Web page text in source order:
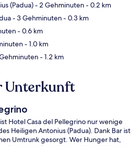
(Padua)- 2 Gehminuten- 0.2 km
- 3 Gehminuten- 0.3 km
- 0.6 km
- 1.0 km
- 1.2 km
Unterkunft
Hotel Casa del Pellegrino nur wenige
Heiligen Antonius (Padua). Dank Bar ist
Umtrunk gesorgt. Wer Hunger hat,